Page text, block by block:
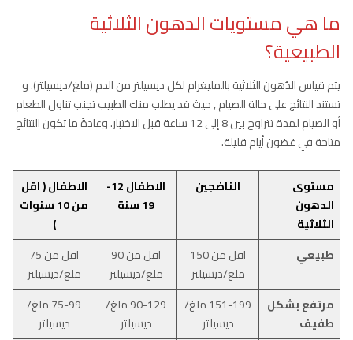
ما هي مستويات الدهون الثلاثية
الطبيعية؟
يتم قياس الدُهون الثلاثية بالمليغرام لكل ديسيلتر من الدم (ملغ/ديسيلتر). و
تستند النتائج على حالة الصيام , حيث قد يطلب منك الطبيب تجنب تناول الطعام
أو الصيام لمدة تتراوح بين 8 إلى 12 ساعة قبل الاختبار. وعادةً ما تكون النتائج
متاحة في غضون أيام قليلة.
مستوى
الدهون
الثلاثية
الناضجين
الاطفال 12-
19 سنة
الاطفال ( اقل
من 10 سنوات
)
طبيعي
اقل من 150
ملغ/ديسيلتر
اقل من 90
ملغ/ديسيلتر
اقل من 75
ملغ/ديسيلتر
مرتفع بشكل
طفيف
151-199 ملغ/
ديسيلتر
90-129 ملغ/
ديسيلتر
75-99 ملغ/
ديسيلتر